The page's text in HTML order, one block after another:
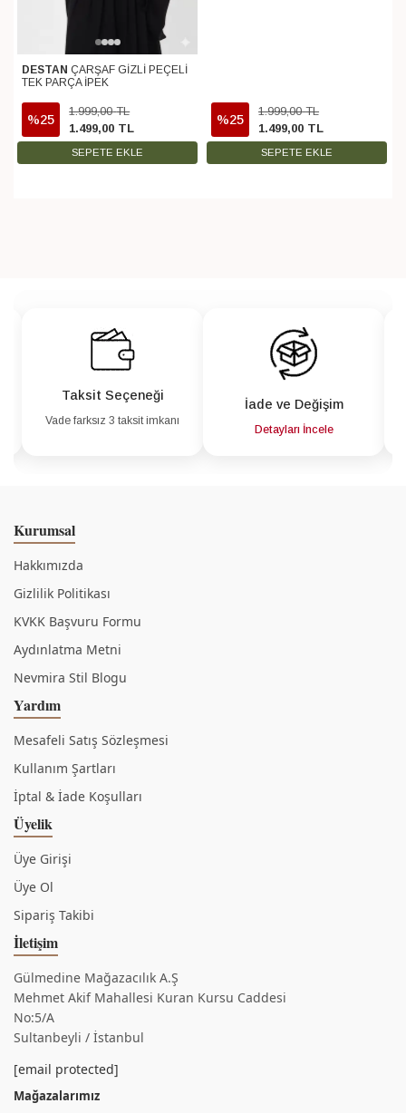
DESTAN ÇARŞAF GİZLİ PEÇELİ
TEK PARÇA İPEK
%25
1.999,00 TL
1.499,00 TL
SEPETE EKLE
%25
1.999,00 TL
1.499,00 TL
SEPETE EKLE
Taksit Seçeneği
Vade farksız 3 taksit imkanı
İade ve Değişim
Detayları İncele
Kurumsal
Hakkımızda
Gizlilik Politikası
KVKK Başvuru Formu
Aydınlatma Metni
Nevmira Stil Blogu
Yardım
Mesafeli Satış Sözleşmesi
Kullanım Şartları
İptal & İade Koşulları
Üyelik
Üye Girişi
Üye Ol
Sipariş Takibi
İletişim
Gülmedine Mağazacılık A.Ş
Mehmet Akif Mahallesi Kuran Kursu Caddesi
No:5/A
Sultanbeyli / İstanbul
[email protected]
Mağazalarımız